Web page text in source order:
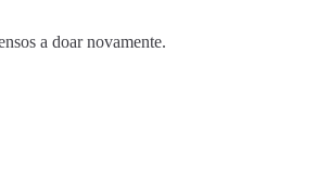
a doar novamente.